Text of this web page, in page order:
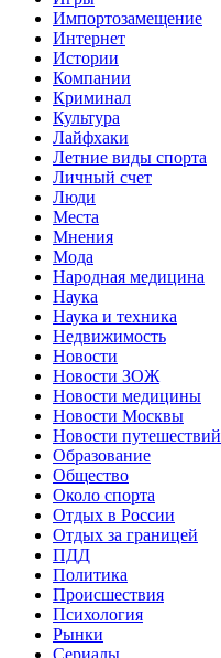
Импортозамещение
Интернет
Истории
Компании
Криминал
Культура
Лайфхаки
Летние виды спорта
Личный счет
Люди
Места
Мнения
Мода
Народная медицина
Наука
Наука и техника
Недвижимость
Новости
Новости ЗОЖ
Новости медицины
Новости Москвы
Новости путешествий
Образование
Общество
Около спорта
Отдых в России
Отдых за границей
ПДД
Политика
Происшествия
Психология
Рынки
Сериалы